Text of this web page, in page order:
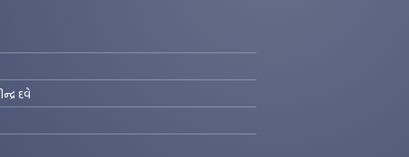
દવે